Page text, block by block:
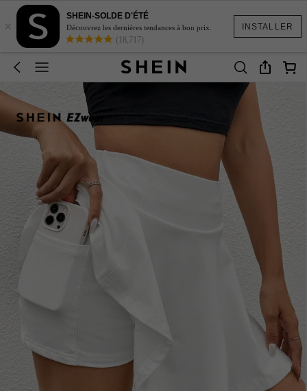
INSTALLER
×
SHEIN-SOLDE D'ÉTÉ
Découvrez les dernières tendances à bon prix.
(18,717)